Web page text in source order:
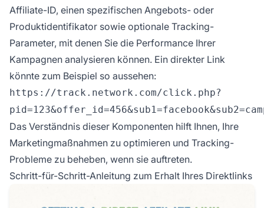
Affiliate-ID, einen spezifischen Angebots- oder
Produktidentifikator sowie optionale Tracking-
Parameter, mit denen Sie die Performance Ihrer
Kampagnen analysieren können. Ein direkter Link
könnte zum Beispiel so aussehen:
https://track.network.com/click.php?
Das Verständnis dieser Komponenten hilft Ihnen, Ihre
Marketingmaßnahmen zu optimieren und Tracking-
Probleme zu beheben, wenn sie auftreten.
Schritt-für-Schritt-Anleitung zum Erhalt Ihres Direktlinks